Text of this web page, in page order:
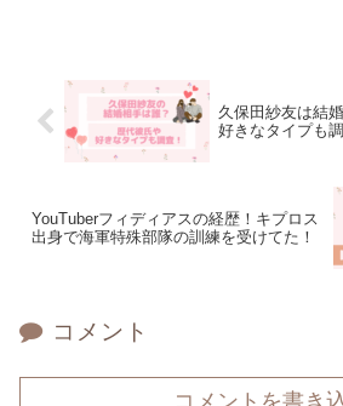
久保田紗友は結
好きなタイプも調
YouTuberフィディアスの経歴！キプロス
出身で海軍特殊部隊の訓練を受けてた！
コメント